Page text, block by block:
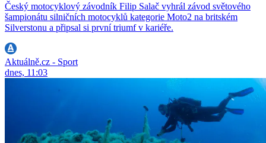
Český motocyklový závodník Filip Salač vyhrál závod světového
šampionátu silničních motocyklů kategorie Moto2 na britském
Silverstonu a připsal si první triumf v kariéře.
Aktuálně.cz - Sport
dnes, 11:03